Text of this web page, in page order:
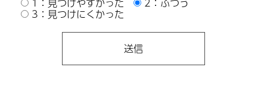
3：見つけにくかった